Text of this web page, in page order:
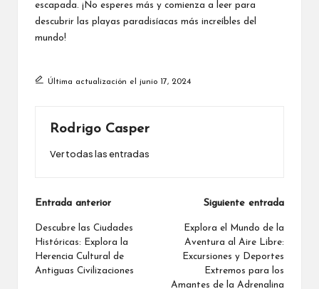
escapada. ¡No esperes más y comienza a leer para
descubrir las playas paradisíacas más increíbles del
mundo!
Última actualización el junio 17, 2024
Rodrigo Casper
Ver todas las entradas
Navegación
de
entradas
Entrada anterior
Descubre las Ciudades
Históricas: Explora la
Herencia Cultural de
Antiguas Civilizaciones
Siguiente entrada
Explora el Mundo de la
Aventura al Aire Libre:
Excursiones y Deportes
Extremos para los
Amantes de la Adrenalina